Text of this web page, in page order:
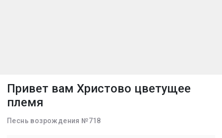
Привет вам Христово цветущее
племя
Песнь возрождения №718